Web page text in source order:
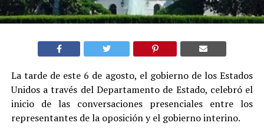
La tarde de este 6 de agosto, el gobierno de los Estados
Unidos a través del Departamento de Estado, celebró el
inicio de las conversaciones presenciales entre los
representantes de la oposición y el gobierno interino.